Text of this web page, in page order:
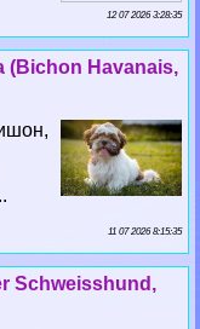
12 07 2026 3:28:35
(Bichon Havanais,
11 07 2026 8:15:35
Schweisshund,